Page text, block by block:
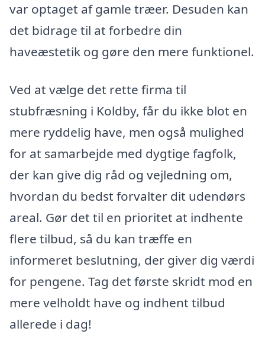
var optaget af gamle træer. Desuden kan
det bidrage til at forbedre din
haveæstetik og gøre den mere funktionel.
Ved at vælge det rette firma til
stubfræsning i Koldby, får du ikke blot en
mere ryddelig have, men også mulighed
for at samarbejde med dygtige fagfolk,
der kan give dig råd og vejledning om,
hvordan du bedst forvalter dit udendørs
areal. Gør det til en prioritet at indhente
flere tilbud, så du kan træffe en
informeret beslutning, der giver dig værdi
for pengene. Tag det første skridt mod en
mere velholdt have og indhent tilbud
allerede i dag!